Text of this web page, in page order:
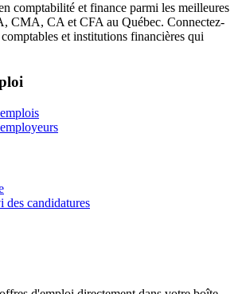
comptabilité et finance parmi les meilleures
CMA, CA et CFA au Québec. Connectez-
et institutions financières qui
des candidatures